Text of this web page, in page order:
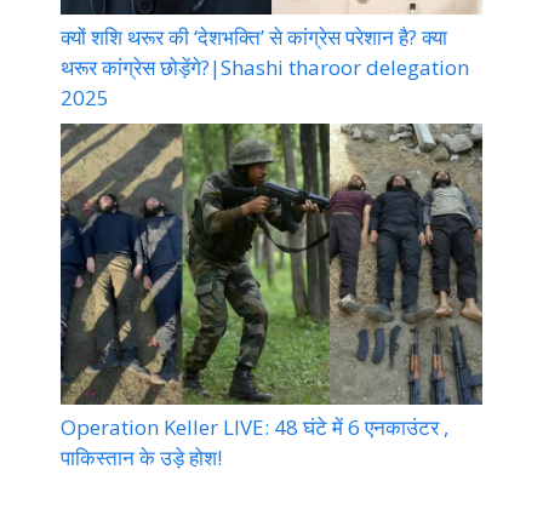
क्यों शशि थरूर की ‘देशभक्ति’ से कांग्रेस परेशान है? क्या
थरूर कांग्रेस छोड़ेंगे?|Shashi tharoor delegation
2025
Operation Keller LIVE: 48 घंटे में 6 एनकाउंटर ,
पाकिस्तान के उड़े होश!